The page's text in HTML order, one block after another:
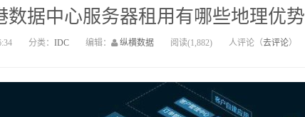
数据中心服务器租用有哪些地理优势
分类： IDC 编辑： 纵横数据 阅读(1,882) 人评论（去评论）